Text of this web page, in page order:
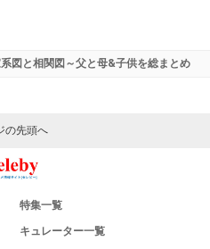
図と相関図～父と母&子供を総まとめ
の先頭へ
特集一覧
キュレーター一覧